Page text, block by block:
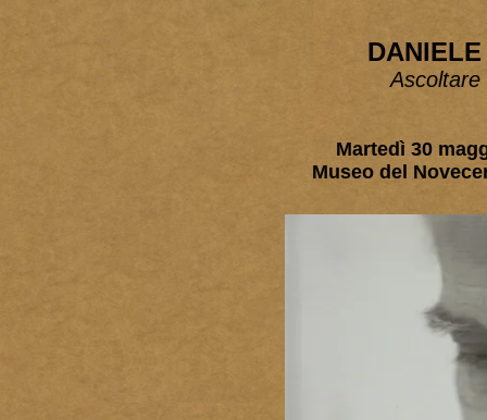
Ascoltare
Martedì 30
Museo del